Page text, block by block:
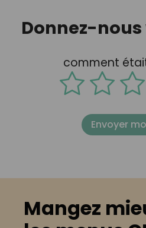
Donnez-
comment
Envoyer
Mangez